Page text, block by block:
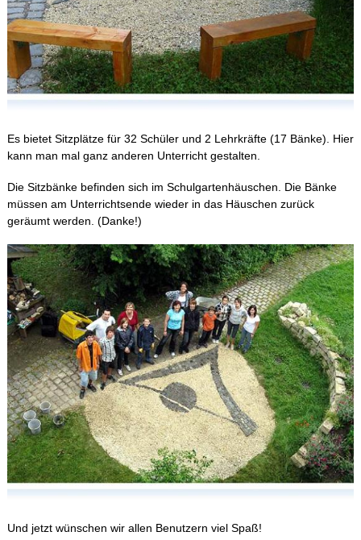
Apian digital
Fächer
Schulleben
WebUntis
Kontakt
Impressum
Datenschutzerklärung
Sitemap
Es bietet Sitzplätze für 32 Schüler und 2 Lehrkräfte (17 Bänke). Hier
kann man mal ganz anderen Unterricht gestalten.
Die Sitzbänke befinden sich im Schulgartenhäuschen. Die Bänke
müssen am Unterrichtsende wieder in das Häuschen zurück
geräumt werden. (Danke!)
Und jetzt wünschen wir allen Benutzern viel Spaß!